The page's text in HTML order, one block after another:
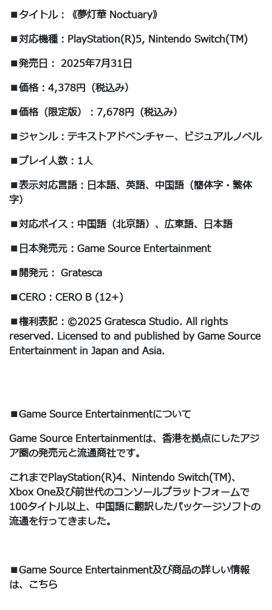
■タイトル：《夢灯華 Noctuary》
■対応機種：PlayStation(R)5, Nintendo Switch(TM)
■発売日： 2025年7月31日
■価格：4,378円（税込み）
■価格（限定版）：7,678円（税込み）
■ジャンル：テキストアドベンチャー、ビジュアルノベル
■プレイ人数：1人
■表示対応言語：日本語、英語、中国語（簡体字・繁体
字）
■対応ボイス：中国語（北京語）、広東語、日本語
■日本発売元：Game Source Entertainment
■開発元： Gratesca
■CERO：CERO B (12+)
■権利表記：©2025 Gratesca Studio. All rights
reserved. Licensed to and published by Game Source
Entertainment in Japan and Asia.
■Game Source Entertainmentについて
Game Source Entertainmentは、香港を拠点にしたアジ
ア圏の発売元と流通商社です。
これまでPlayStation(R)4、Nintendo Switch(TM)、
Xbox One及び前世代のコンソールプラットフォームで
100タイトル以上、中国語に翻訳したパッケージソフトの
流通を行ってきました。
■Game Source Entertainment及び商品の詳しい情報
は、こちら